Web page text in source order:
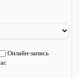
Онлайн-запись